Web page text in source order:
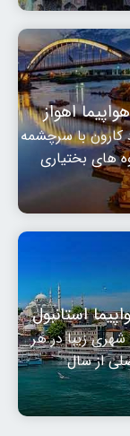
اهواز
کارون با سرچشمه
های بختیاری
استانبول
شهری زیبا در هر
از سال